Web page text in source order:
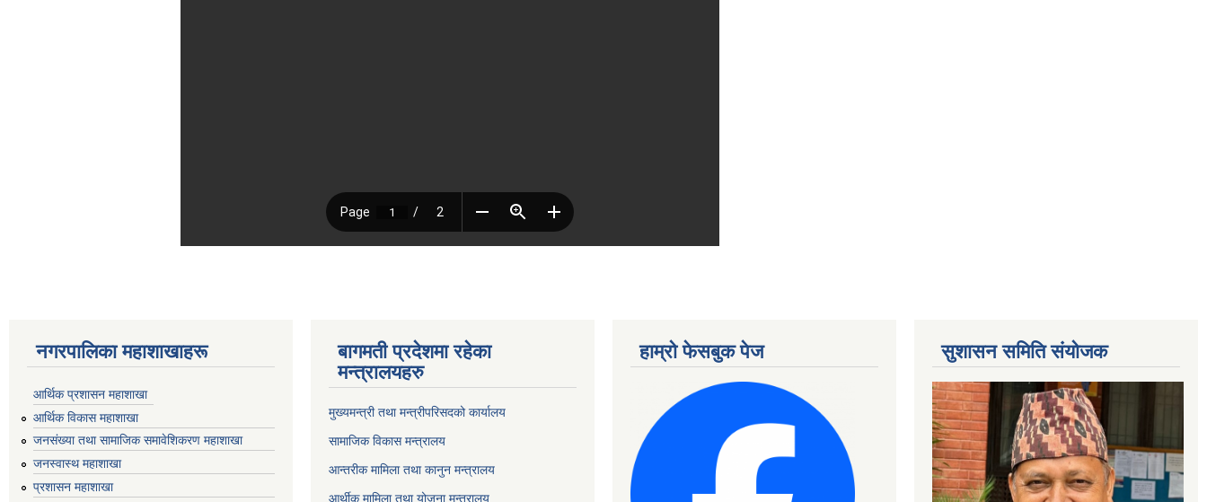
नगरपालिका महाशाखाहरू
आर्थिक प्रशासन महाशाखा
आर्थिक विकास महाशाखा
जनसंख्या तथा सामाजिक समावेशिकरण महाशाखा
जनस्वास्थ महाशाखा
प्रशासन महाशाखा
बागमती प्रदेशमा रहेका
मन्त्रालयहरु
मुख्यमन्त्री तथा मन्त्रीपरिसदको कार्यालय
सामाजिक विकास मन्त्रालय
आन्तरीक मामिला तथा कानुन मन्त्रालय
आर्थीक मामिला तथा योजना मन्त्रालय
हाम्रो फेसबुक पेज सुशासन समिति संयोजक